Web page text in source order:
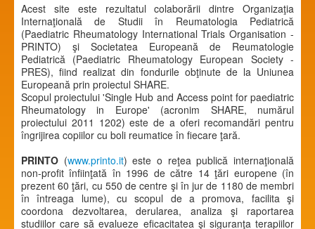
Acest site este rezultatul colaborării dintre Organizaţia
Internaţională de Studii în Reumatologia Pediatrică
(Paediatric Rheumatology International Trials Organisation -
PRINTO) şi Societatea Europeană de Reumatologie
Pediatrică (Paediatric Rheumatology European Society -
PRES), fiind realizat din fondurile obţinute de la Uniunea
Europeană prin proiectul SHARE.
Scopul proiectului 'Single Hub and Access point for paediatric
Rheumatology in Europe' (acronim SHARE, numărul
proiectului 2011 1202) este de a oferi recomandări pentru
îngrijirea copiilor cu boli reumatice în fiecare ţară.
PRINTO (www.printo.it) este o reţea publică internaţională
non-profit înfiinţată în 1996 de către 14 ţări europene (în
prezent 60 ţări, cu 550 de centre şi în jur de 1180 de membri
în întreaga lume), cu scopul de a promova, facilita şi
coordona dezvoltarea, derularea, analiza şi raportarea
studiilor care să evalueze eficacitatea şi siguranţa terapiilor